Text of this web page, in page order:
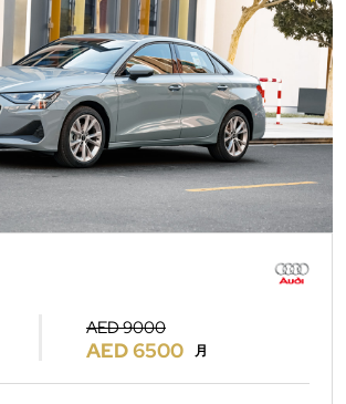
AED 9000
AED 6500 月